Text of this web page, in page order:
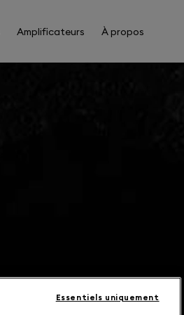
Amplificateurs À propos
Essentiels uniquement